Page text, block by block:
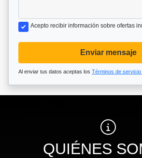
Acepto recibir información sobre ofertas
Enviar mensaje
Al enviar tus datos aceptas los Términos de
QUIÉNES